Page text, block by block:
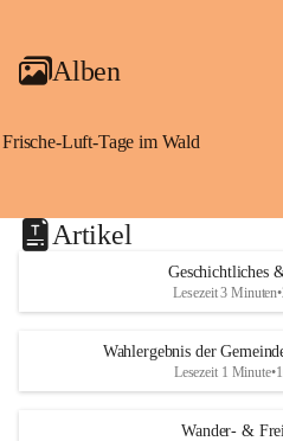
Alben
Frische-Luft-Tage im Wald
Artikel
Geschichtliches
Lesezeit 3 Minuten•
Wahlergebnis der
Lesezeit 1 Minute•
Wander- &